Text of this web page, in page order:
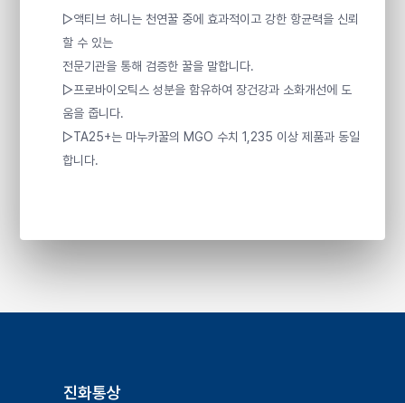
▷액티브 허니는 천연꿀 중에 효과적이고 강한 항균력을 신뢰
할 수 있는
전문기관을 통해 검증한 꿀을 말합니다.
▷프로바이오틱스 성분을 함유하여 장건강과 소화개선에 도
움을 줍니다.
▷TA25+는 마누카꿀의 MGO 수치 1,235 이상 제품과 동일
합니다.
진화통상